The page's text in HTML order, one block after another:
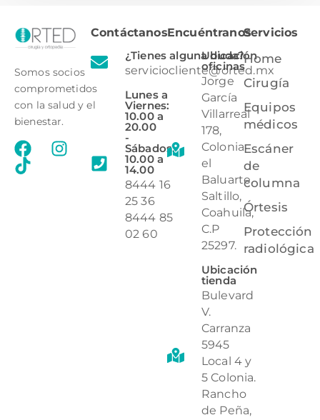
Somos socios
comprometidos
con la salud y el
bienestar.
Contáctanos
¿Tienes alguna duda?
serviciocliente@orted.mx
Lunes a
Viernes:
10.00 a
20.00
-
Sábados:
10.00 a
14.00
8444 16
25 36
8444 85
02 60
Encuéntranos
Ubicación
oficinas
Jorge
García
Villarreal
178,
Colonia
el
Baluarte,
Saltillo,
Coahuila,
C.P
25297.
Ubicación
tienda
Bulevard
V.
Carranza
5945
Local 4 y
5 Colonia.
Rancho
de Peña,
Servicios
Home
Cirugía
Equipos
médicos
Escáner
de
columna
Órtesis
Protección
radiológica